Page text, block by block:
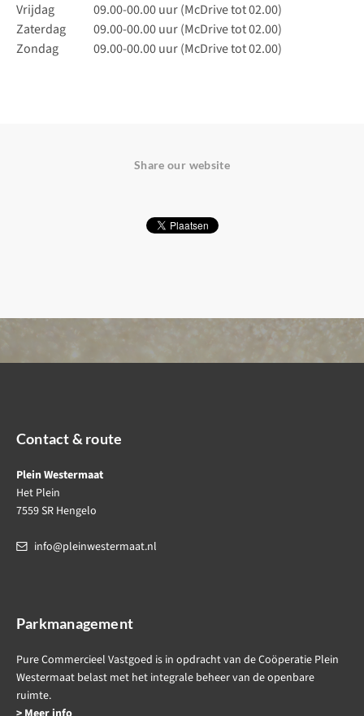
Vrijdag
09.00-00.00 uur (McDrive tot 02.00)
Zaterdag
09.00-00.00 uur (McDrive tot 02.00)
Zondag
09.00-00.00 uur (McDrive tot 02.00)
Share our website
Contact & route
Plein Westermaat
Het Plein
7559 SR Hengelo
info@pleinwestermaat.nl
Parkmanagement
Pure Commercieel Vastgoed is in opdracht van de Coöperatie Plein
Westermaat belast met het integrale beheer van de openbare
ruimte.